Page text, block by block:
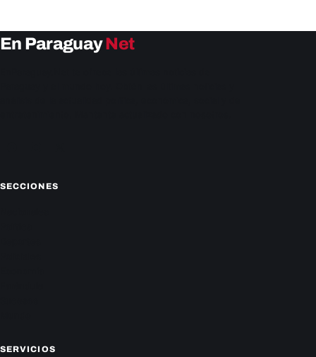
En ParaguayNet
SECCIONES
SERVICIOS